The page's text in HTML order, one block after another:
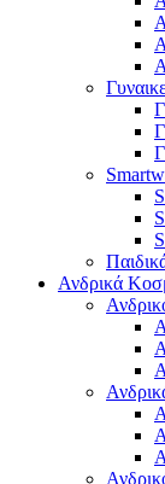
Ανδρικά